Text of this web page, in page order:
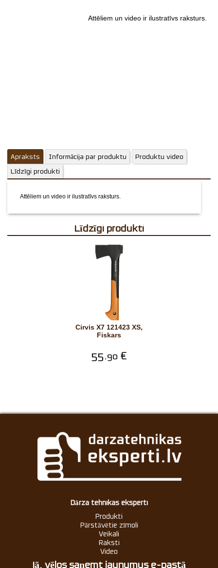
Attēliem un video ir ilustratīvs raksturs.
Apraksts Informācija par produktu
Produktu video
Līdzīgi produkti
Attēliem un video ir ilustratīvs raksturs.
Līdzīgi produkti
Cirvis X7 121423 XS,
Fiskars
55.90 €
Dārza tehnikas eksperti
Produkti
Pārstāvētie zīmoli
Veikali
Raksti
Video
Jā, vēlos saņemt jaunumus e-pastā